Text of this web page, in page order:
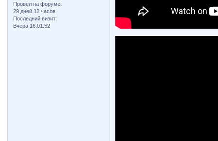
Провел на форуме:
29 дней 12 часов
Последний визит:
Вчера 16:01:52